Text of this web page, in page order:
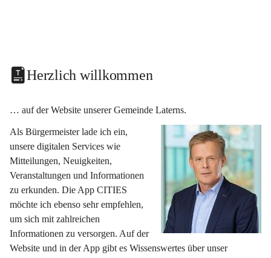
Herzlich willkommen
… auf der Website unserer Gemeinde Laterns.
Als Bürgermeister lade ich ein,
unsere digitalen Services wie
Mitteilungen, Neuigkeiten,
Veranstaltungen und Informationen
zu erkunden. Die App CITIES
möchte ich ebenso sehr empfehlen,
um sich mit zahlreichen
Informationen zu versorgen. Auf der
Website und in der App gibt es Wissenswertes über unser